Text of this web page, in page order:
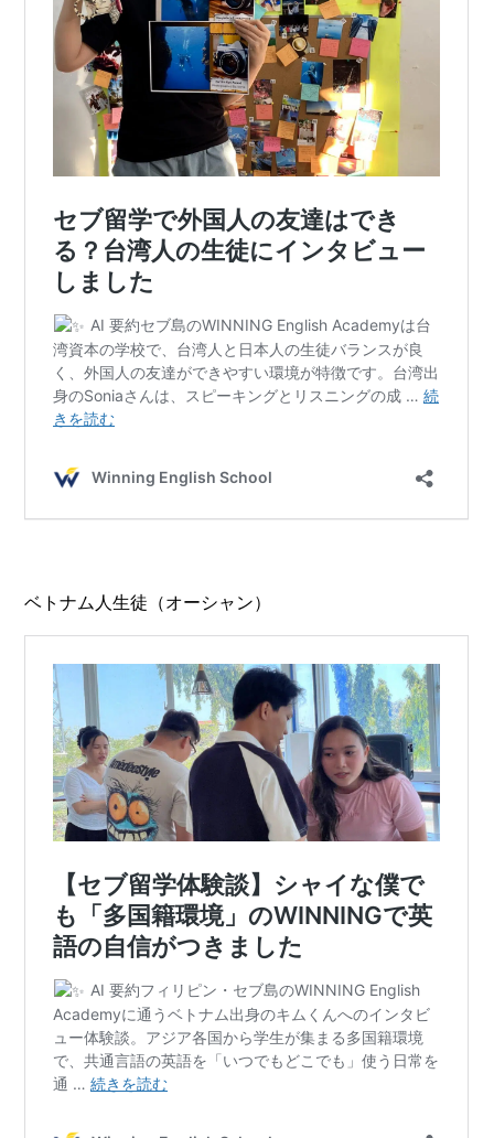
ベトナム人生徒（オーシャン）